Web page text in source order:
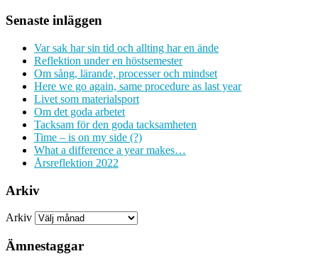
Senaste inläggen
Var sak har sin tid och allting har en ände
Reflektion under en höstsemester
Om sång, lärande, processer och mindset
Here we go again, same procedure as last year
Livet som materialsport
Om det goda arbetet
Tacksam för den goda tacksamheten
Time – is on my side (?)
What a difference a year makes…
Årsreflektion 2022
Arkiv
Arkiv
Ämnestaggar